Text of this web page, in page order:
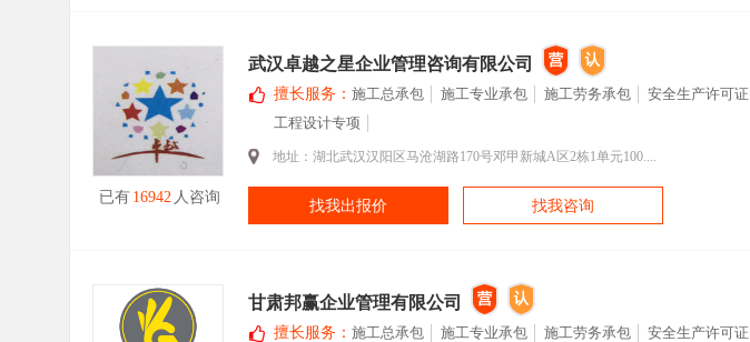
已有 16942 人咨询
武汉卓越之星企业管理咨询有限公司
擅长服务： 施工总承包 施工专业承包 施工劳务承包
安全生产许可证
工程设计专项
地址：湖北武汉汉阳区马沧湖路170号邓甲新城A区2栋1单元100....
找我出报价 找我咨询
甘肃邦赢企业管理有限公司
擅长服务： 施工总承包 施工专业承包 施工劳务承包 安全生产许可证